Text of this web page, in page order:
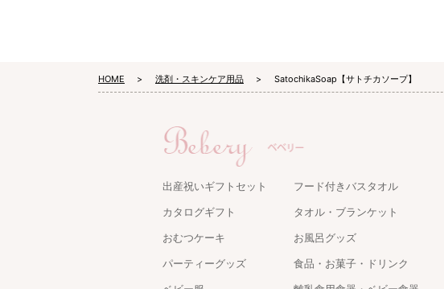
HOME 洗剤・スキンケア用品 SatochikaSoap【サトチカソープ】
出産祝いギフトセット
フード付きバスタオル
カタログギフト
タオル・ブランケット
おむつケーキ
お風呂グッズ
パーティーグッズ
食品・お菓子・ドリンク